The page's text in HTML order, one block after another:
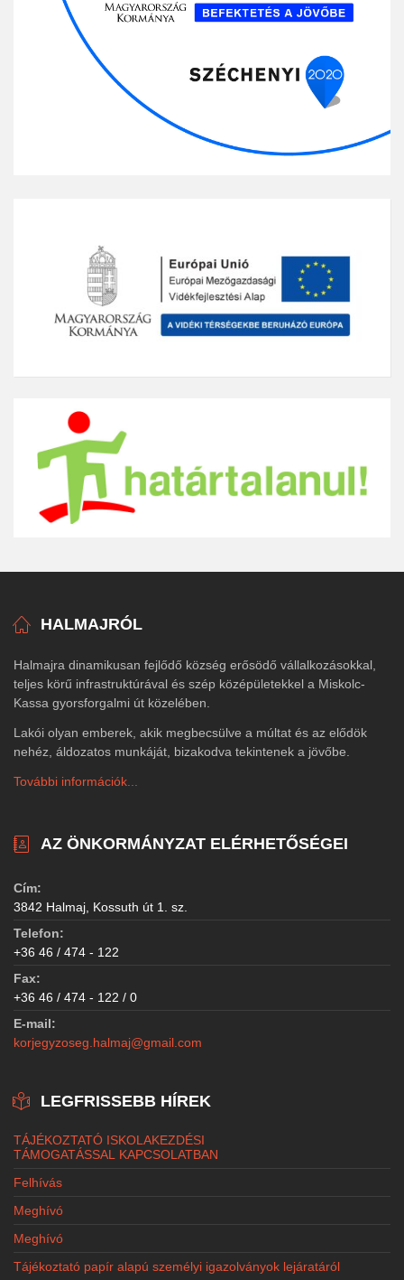
HALMAJRÓL
Halmajra dinamikusan fejlődő község erősödő vállalkozásokkal,
teljes körű infrastruktúrával és szép középületekkel a Miskolc-
Kassa gyorsforgalmi út közelében.
Lakói olyan emberek, akik megbecsülve a múltat és az elődök
nehéz, áldozatos munkáját, bizakodva tekintenek a jövőbe.
További információk...
AZ ÖNKORMÁNYZAT ELÉRHETŐSÉGEI
Cím:
3842 Halmaj, Kossuth út 1. sz.
Telefon:
+36 46 / 474 - 122
Fax:
+36 46 / 474 - 122 / 0
E-mail:
korjegyzoseg.halmaj@gmail.com
LEGFRISSEBB HÍREK
TÁJÉKOZTATÓ ISKOLAKEZDÉSI
TÁMOGATÁSSAL KAPCSOLATBAN
Felhívás
Meghívó
Meghívó
Tájékoztató papír alapú személyi igazolványok lejáratáról